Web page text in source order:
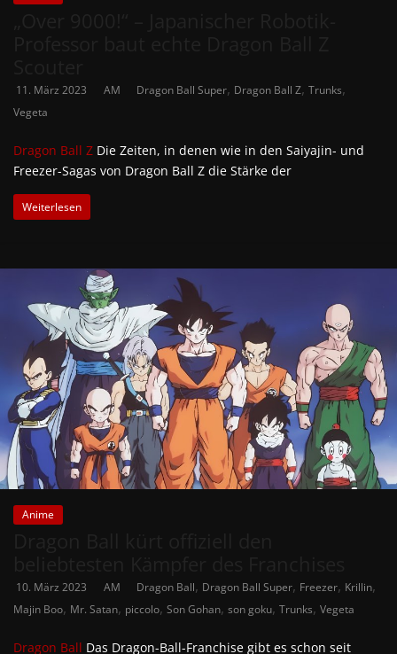
11. März 2023 AM Dragon Ball Super, Dragon Ball Z, Trunks,
Vegeta
Dragon Ball Z Die Zeiten, in denen wie in den Saiyajin- und
Freezer-Sagas von Dragon Ball Z die Stärke der
Weiterlesen
Anime
10. März 2023 AM Dragon Ball, Dragon Ball Super, Freezer, Krillin,
Majin Boo, Mr. Satan, piccolo, Son Gohan, son goku, Trunks, Vegeta
Dragon Ball Das Dragon-Ball-Franchise gibt es schon seit